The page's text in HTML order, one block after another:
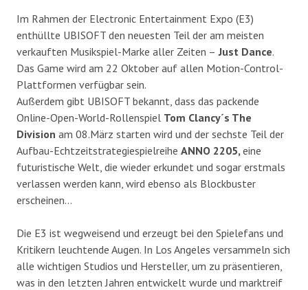
Im Rahmen der Electronic Entertainment Expo (E3)
enthüllte UBISOFT den neuesten Teil der am meisten
verkauften Musikspiel-Marke aller Zeiten – Just Dance.
Das Game wird am 22 Oktober auf allen Motion-Control-
Plattformen verfügbar sein.
Außerdem gibt UBISOFT bekannt, dass das packende
Online-Open-World-Rollenspiel Tom Clancy´s The
Division am 08.März starten wird und der sechste Teil der
Aufbau-Echtzeitstrategiespielreihe ANNO 2205, eine
futuristische Welt, die wieder erkundet und sogar erstmals
verlassen werden kann, wird ebenso als Blockbuster
erscheinen…
Die E3 ist wegweisend und erzeugt bei den Spielefans und
Kritikern leuchtende Augen. In Los Angeles versammeln sich
alle wichtigen Studios und Hersteller, um zu präsentieren,
was in den letzten Jahren entwickelt wurde und marktreif